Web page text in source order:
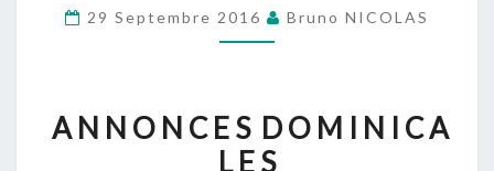
1ER
–
2016
(27ÈME
29 Septembre 2016 Bruno NICOLAS
A N N O N C E S D O M I N I C A
L E S